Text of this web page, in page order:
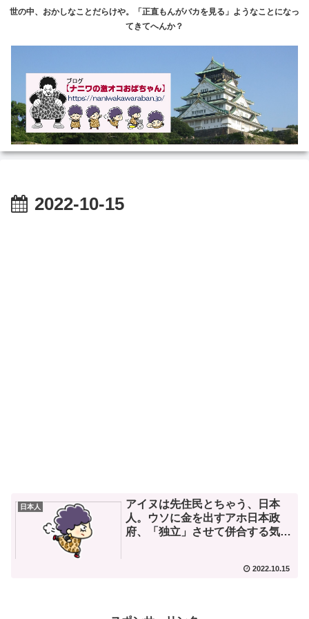
世の中、おかしなことだらけや。「正直もんがバカを見る」ようなことになっ
てきてへんか？
2022-10-15
日本人
アイヌは先住民とちゃう、日本
人。ウソに金を出すアホ日本政
府、「独立」させて併合する気の
2022.10.15